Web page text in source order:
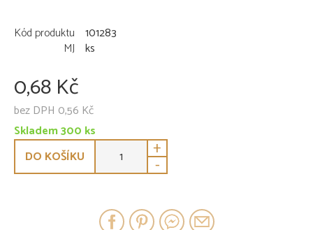
Kód produktu 101283
MJ ks
0,68 Kč
bez DPH 0,56 Kč
Skladem 300 ks
DO KOŠÍKU
+
-